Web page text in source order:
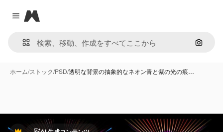
Close menu
Magnific
画像で
ホーム/ストック/PSD/透明な背景の抽象的なネオン青と紫の光の痕…